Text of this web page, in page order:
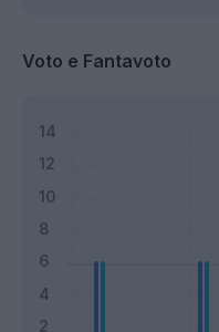
Voto e Fantavoto